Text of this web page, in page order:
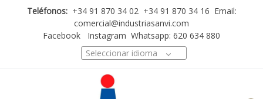
Teléfonos: +34 91 870 34 02 +34 91 870 34 16 Email:
comercial@industriasanvi.com
Facebook
Instagram Whatsapp: 620 634 880
Seleccionar idioma